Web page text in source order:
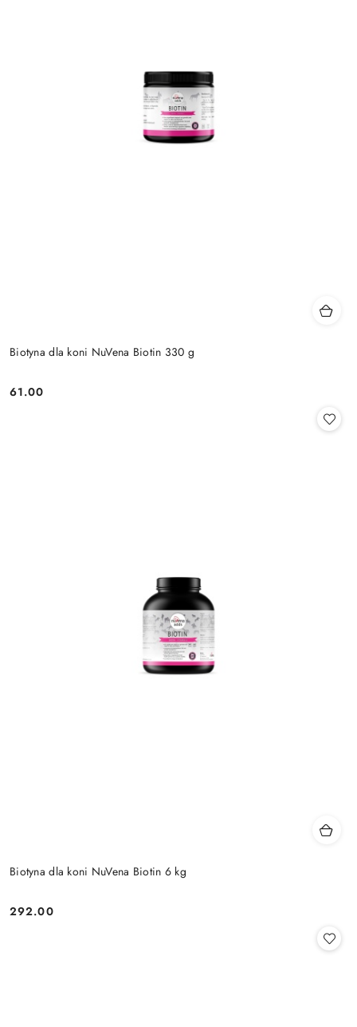
Biotyna dla koni NuVena Biotin 330 g
Cena:
61.00
Biotyna dla koni NuVena Biotin 6 kg
Cena:
292.00